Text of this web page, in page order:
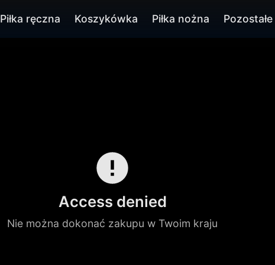
Piłka ręczna Koszykówka Piłka nożna Pozostałe
Access denied
Nie można dokonać zakupu w Twoim kraju